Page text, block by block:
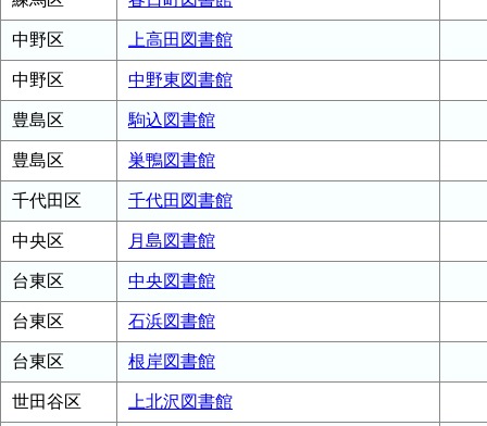
中野区 上高田図書館
中野区 中野東図書館
豊島区 駒込図書館
豊島区 巣鴨図書館
千代田区 千代田図書館
中央区 月島図書館
台東区 中央図書館
台東区 石浜図書館
台東区 根岸図書館
世田谷区 上北沢図書館